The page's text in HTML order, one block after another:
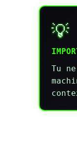
💡
Tu